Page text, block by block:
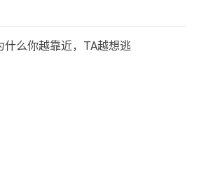
什么你越靠近，TA越想逃